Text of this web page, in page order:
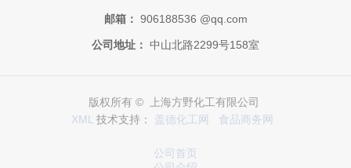
邮箱： 906188536 @qq.com
公司地址： 中山北路2299号158室
版权所有 © 上海方野化工有限公司
XML 技术支持： 盖德化工网 食品商务网
公司首页